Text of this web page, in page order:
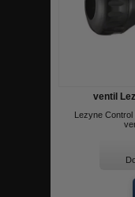
ventil
Lezyne